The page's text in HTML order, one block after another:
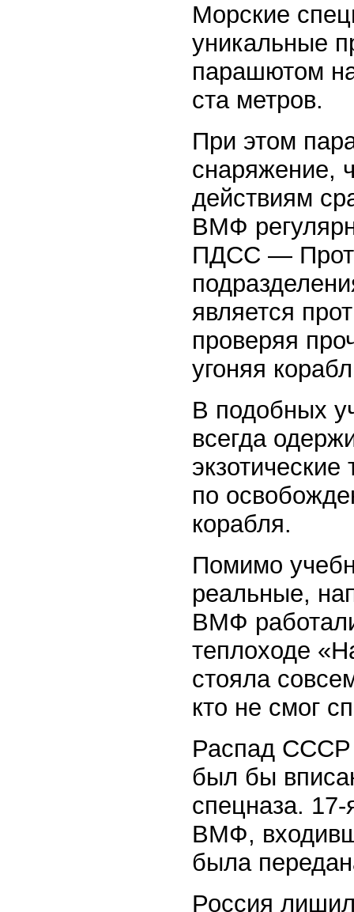
Морские
уникальные
парашютом
ста метров.
При этом
снаряжение,
действиям
ВМФ
ПДСС —
является
проверяя
угоняя
В подобных
всегда
по
корабля.
Помимо
реальные,
ВМФ
теплоходе
стояла
кто не смог
Распад СССР
был бы
спецназа. 17-
ВМФ,
была
Россия